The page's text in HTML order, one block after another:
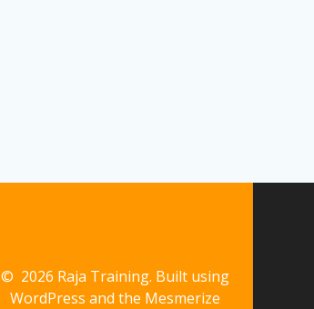
© 2026 Raja Training. Built using
WordPress and the Mesmerize